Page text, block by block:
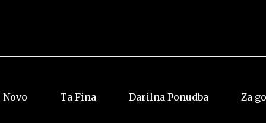
Novo Ta Fina Darilna Ponudba Za